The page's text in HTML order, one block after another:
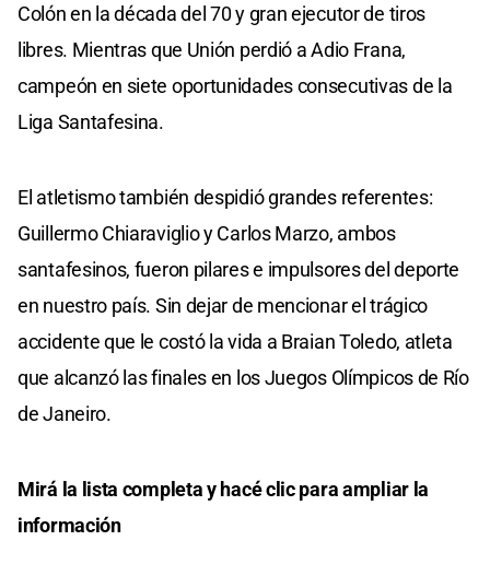
Colón en la década del 70 y gran ejecutor de tiros
libres. Mientras que Unión perdió a Adio Frana,
campeón en siete oportunidades consecutivas de la
Liga Santafesina.
El atletismo también despidió grandes referentes:
Guillermo Chiaraviglio y Carlos Marzo, ambos
santafesinos, fueron pilares e impulsores del deporte
en nuestro país. Sin dejar de mencionar el trágico
accidente que le costó la vida a Braian Toledo, atleta
que alcanzó las finales en los Juegos Olímpicos de Río
de Janeiro.
Mirá la lista completa y hacé clic para ampliar la
información